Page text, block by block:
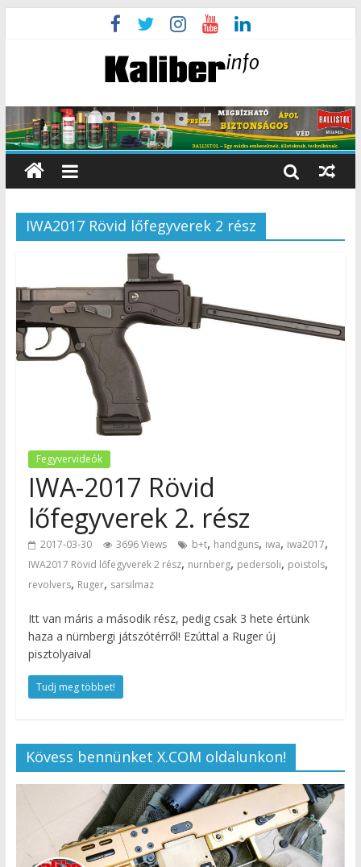
IWA2017 Rövid lőfegyverek 2 rész
Fegyvervideók
IWA-2017 Rövid
lőfegyverek 2. rész
2017-03-30 3696 Views b+t, handguns, iwa, iwa2017,
IWA2017 Rövid lőfegyverek 2 rész, nurnberg, pedersoli, poistols,
revolvers, Ruger, sarsilmaz
Itt van máris a második rész, pedig csak 3 hete értünk
haza a nürnbergi játszótérről! Ezúttal a Ruger új
pisztolyaival
Tudj meg többet!
Kövess bennünket X.COM oldalunkon!